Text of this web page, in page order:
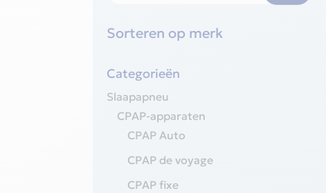
Sorteren op merk
Categorieën
Slaapapneu
CPAP-apparaten
CPAP Auto
CPAP de voyage
CPAP fixe